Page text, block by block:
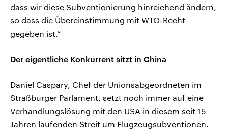
dass wir diese Subventionierung hinreichend ändern,
so dass die Übereinstimmung mit WTO-Recht
gegeben ist.“
Der eigentliche Konkurrent sitzt in China
Daniel Caspary, Chef der Unionsabgeordneten im
Straßburger Parlament, setzt noch immer auf eine
Verhandlungslösung mit den USA in diesem seit 15
Jahren laufenden Streit um Flugzeugsubventionen.